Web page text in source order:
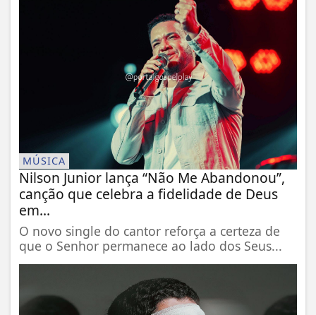
MÚSICA
Nilson Junior lança “Não Me Abandonou”,
canção que celebra a fidelidade de Deus
em...
O novo single do cantor reforça a certeza de
que o Senhor permanece ao lado dos Seus...